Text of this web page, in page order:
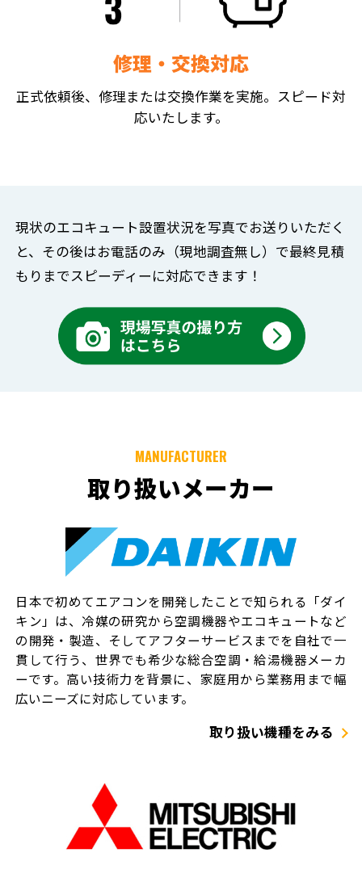
修理・交換対応
正式依頼後、修理または交換作業を実施。スピード対
応いたします。
現状のエコキュート設置状況を写真でお送りいただく
と、 その後はお電話のみ（現地調査無し）で最終見積
もりまでスピーディーに対応できます！
MANUFACTURER
取り扱いメーカー
日本で初めてエアコンを開発したことで知られる「ダイ
キン」は、冷媒の研究から空調機器やエコキュートなど
の開発・製造、そしてアフターサービスまでを自社で一
貫して行う、世界でも希少な総合空調・給湯機器メーカ
ーです。高い技術力を背景に、家庭用から業務用まで幅
広いニーズに対応しています。
取り扱い機種をみる